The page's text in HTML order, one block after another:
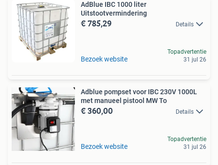
AdBlue IBC 1000 liter
Uitstootvermindering
€ 785,29 Details
Bezoek website
Topadvertentie
31 jul 26
Adblue pompset voor IBC 230V 1000L
met manueel pistool MW To
€ 360,00 Details
Bezoek website
Topadvertentie
31 jul 26